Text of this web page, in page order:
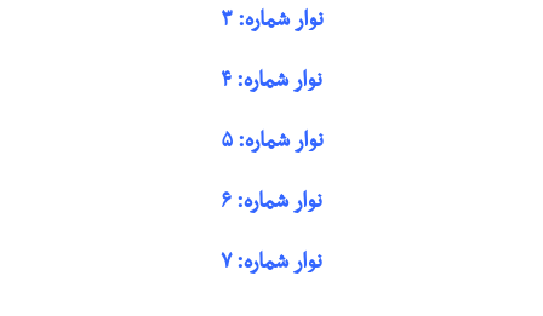
نوار شماره: ۳
نوار شماره: ۴
نوار شماره: ۵
نوار شماره: ۶
نوار شماره: ۷